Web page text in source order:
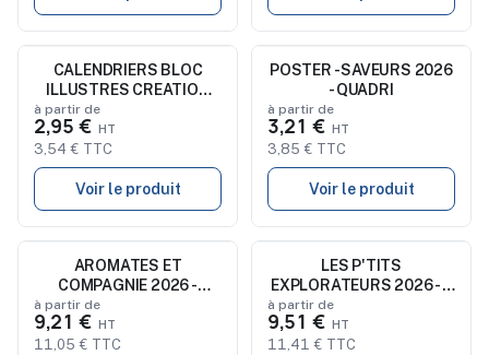
Nouveau
CALENDRIERS BLOC
ILLUSTRES CREATION
2026 - 210 x 330 mm - 6
FEUILLETS - RELIURE
SPIRALE EN TETE
à partir de
2,95 €
3,54 € TTC
Voir le produit
Nouveau
POSTER - SAVEURS 2026
- QUADRI
à partir de
3,21 €
3,85 € TTC
Voir le produit
NouveauAROMATES ET
COMPAGNIE 2026 -
SMALL 330 x 330 mm -
MARQUAGE 1 COULEUR -
RELIURE BAGUETTE
à partir de
9,21 €
11,05 € TTC
LES P'TITS
EXPLORATEURS 2026 - 6
FEUILLETS - RELIURE
BAGUETTE - MARQUAGE 1
COULEUR
à partir de
9,51 €
11,41 € TTC